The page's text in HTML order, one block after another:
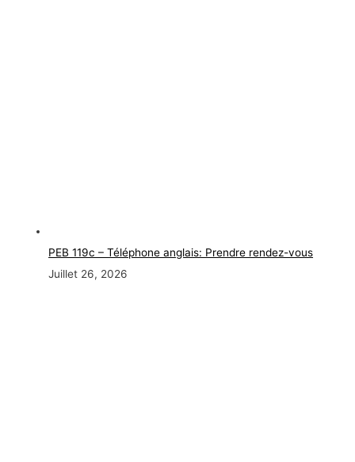
PEB 119c – Téléphone anglais: Prendre rendez-vous
Juillet 26, 2026